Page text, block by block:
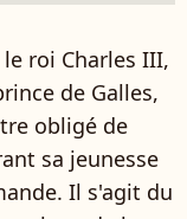
roi Charles III,
de Galles,
obligé de
sa jeunesse
Il s'agit du